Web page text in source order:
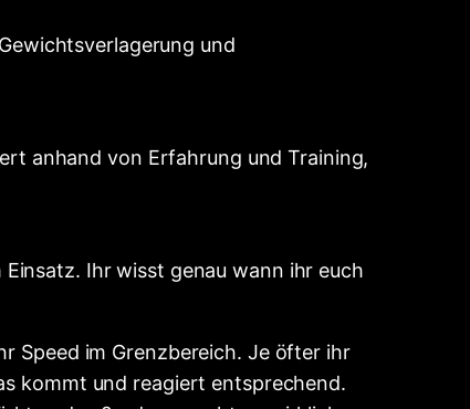
und
anhand von Erfahrung und Training,
Ihr wisst genau wann ihr euch
Speed im Grenzbereich. Je öfter ihr
kommt und reagiert entsprechend.